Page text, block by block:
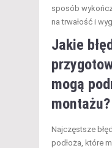
sposób
na trwałość i
Jakie
mogą
montażu?
Najczęstsze
podłoża, które